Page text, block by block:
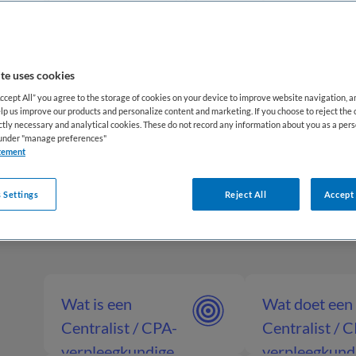
zorglandschap opereert de centralist/CPA-
en coördinatie. De functie is ingebed in
en werkt nauw samen met
maatschappelijke rol is groot: snelle, correcte
direct bij aan patiëntveiligheid en doelmatige
werkzoekenden met ervaring in acute zorg
verantwoordelijke positie binnen de prehospitale
Wat is een
Centralist / CPA-
verpleegkundige
Wat doet een
Centralist /
uses cookies
All” you agree to the storage of cookies on your device to improve website navigation,
us improve our products and personalize content and marketing. If you choose to reject the
necessary and analytical cookies. These do not record any information about you as a
"manage preferences"
Reject All Accept
Settings